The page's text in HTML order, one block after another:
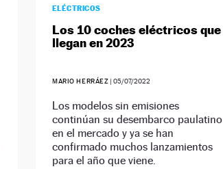
ELÉCTRICOS
Los 10 coches eléctricos que
llegan en 2023
MARIO HERRÁEZ |05/07/2022
Los modelos sin emisiones
continúan su desembarco paulatino
en el mercado y ya se han
confirmado muchos lanzamientos
para el año que viene.